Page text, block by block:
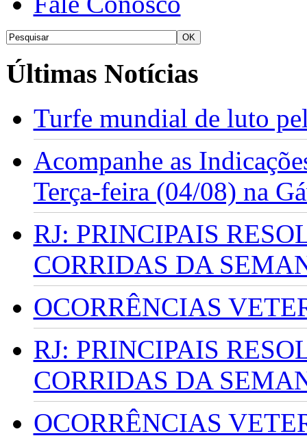
Últimas Notícias
Turfe mundial de luto
Acompanhe as
Terça-feira (04/08) na
RJ: PRINCIPAIS
CORRIDAS DA
OCORRÊNCIAS
RJ: PRINCIPAIS
CORRIDAS DA
OCORRÊNCIAS